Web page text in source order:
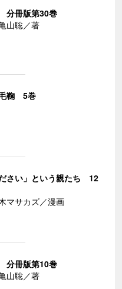
分冊版第30巻
山聡／著
毛鞠 5巻
ださい」という親たち 12
マサカズ／漫画
分冊版第10巻
山聡／著